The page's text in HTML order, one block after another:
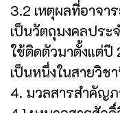
3.2 เหตุผลที่อาจา
เป็นวัตถุมงคลประ
ใช้ติดตัวมาตั้งแต่ปี
เป็นหนึ่งในสายวิช
4. มวลสารสำคัญภ